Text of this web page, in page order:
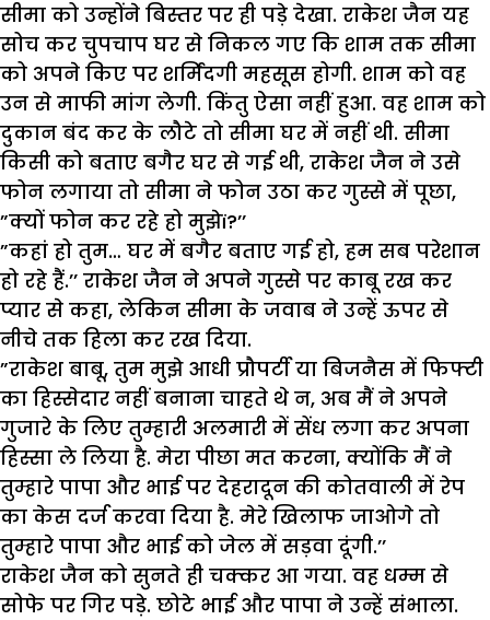
सीमा को उन्होंने बिस्तर पर ही पड़े देखा. राकेश जैन यह
सोच कर चुपचाप घर से निकल गए कि शाम तक सीमा
को अपने किए पर शर्मिंदगी महसूस होगी. शाम को वह
उन से माफी मांग लेगी. किंतु ऐसा नहीं हुआ. वह शाम को
दुकान बंद कर के लौटे तो सीमा घर में नहीं थी. सीमा
किसी को बताए बगैर घर से गई थी, राकेश जैन ने उसे
फोन लगाया तो सीमा ने फोन उठा कर गुस्से में पूछा,
”क्यों फोन कर रहे हो मुझेï?’’
”कहां हो तुम… घर में बगैर बताए गई हो, हम सब परेशान
हो रहे हैं.’’ राकेश जैन ने अपने गुस्से पर काबू रख कर
प्यार से कहा, लेकिन सीमा के जवाब ने उन्हें ऊपर से
नीचे तक हिला कर रख दिया.
”राकेश बाबू, तुम मुझे आधी प्रौपर्टी या बिजनैस में फिफ्टी
का हिस्सेदार नहीं बनाना चाहते थे न, अब मैं ने अपने
गुजारे के लिए तुम्हारी अलमारी में सेंध लगा कर अपना
हिस्सा ले लिया है. मेरा पीछा मत करना, क्योंकि मैं ने
तुम्हारे पापा और भाई पर देहरादून की कोतवाली में रेप
का केस दर्ज करवा दिया है. मेरे खिलाफ जाओगे तो
तुम्हारे पापा और भाई को जेल में सड़वा दूंगी.’’
राकेश जैन को सुनते ही चक्कर आ गया. वह धम्म से
सोफे पर गिर पड़े. छोटे भाई और पापा ने उन्हें संभाला.